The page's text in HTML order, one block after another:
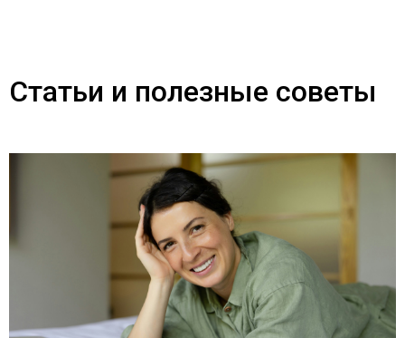
Статьи и полезные советы